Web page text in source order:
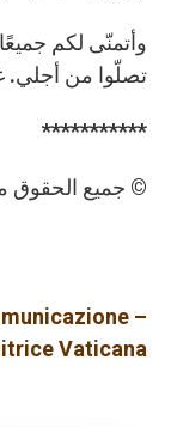
وأتمنّى لكم
تصلّوا من أجلي.
***********
© جميع الحقوق
–
Vaticana